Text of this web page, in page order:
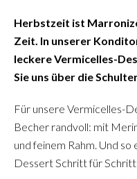
Herbstzeit ist
Zeit. In unserer
leckere Vermicelles-
Sie uns über die
Für unsere Vermicelles-
Becher randvoll: mit
und feinem Rahm. Und so
Dessert Schritt für